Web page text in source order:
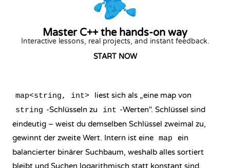
Master C++ the hands-on way
Interactive lessons, real projects, and instant feedback.
START NOW
map<string, int> liest sich als „eine map von
string -Schlüsseln zu int -Werten". Schlüssel sind
eindeutig – weist du demselben Schlüssel zweimal zu,
gewinnt der zweite Wert. Intern ist eine map
ein
balancierter binärer Suchbaum, weshalb alles sortiert
bleibt und Suchen logarithmisch statt konstant sind.